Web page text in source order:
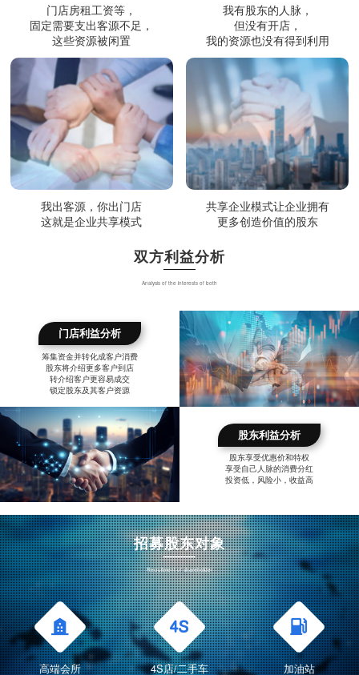
门店房租工资等，
固定需要支出客源不足，
这些资源被闲置
我有股东的人脉，
但没有开店，
我的资源也没有得到利用
我出客源，你出门店
这就是企业共享模式
共享企业模式让企业拥有
更多创造价值的股东
双方利益分析
Analysis of the interests of both
门店利益分析
筹集资金并转化成客户消费
股东将介绍更多客户到店
转介绍客户更容易成交
锁定股东及其客户资源
股东利益分析
股东享受优惠价和特权
享受自己人脉的消费分红
投资低，风险小，收益高
招募股东对象
Recruitment of shareholder
高端会所 4S店/二手车 加油站